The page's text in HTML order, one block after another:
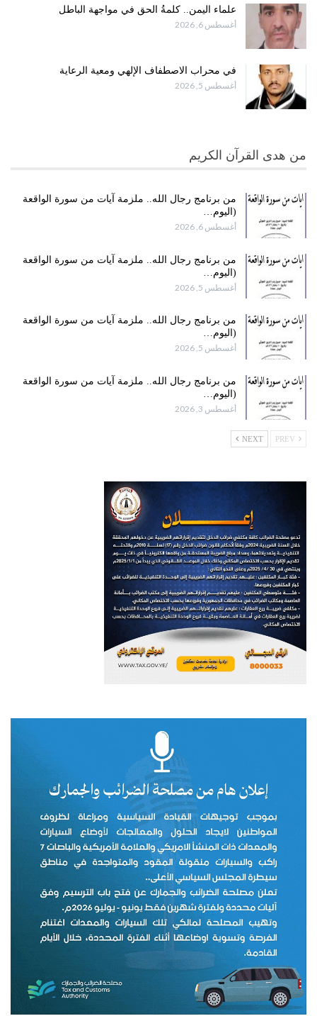
علماء اليمن.. كلمةُ الحق في مواجهة الباطل
أغسطس 6, 2026
في محراب الاصطفاف الإلهي ومعية الرعاية
أغسطس 5, 2026
من هدى القرآن الكريم
من برنامج رجال الله.. ملزمة آيات من سورة الواقعة
(اليوم…
أغسطس 6, 2026
من برنامج رجال الله.. ملزمة آيات من سورة الواقعة
(اليوم…
أغسطس 5, 2026
من برنامج رجال الله.. ملزمة آيات من سورة الواقعة
(اليوم…
أغسطس 5, 2026
من برنامج رجال الله.. ملزمة آيات من سورة الواقعة
(اليوم…
أغسطس 3, 2026
NEXT